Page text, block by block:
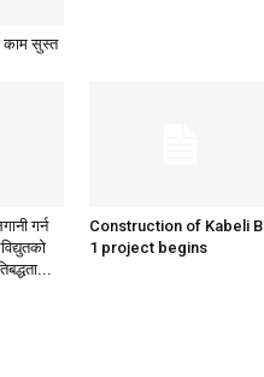
काम सुस्त
गर्न
Construction of Kabeli B
1 project begins